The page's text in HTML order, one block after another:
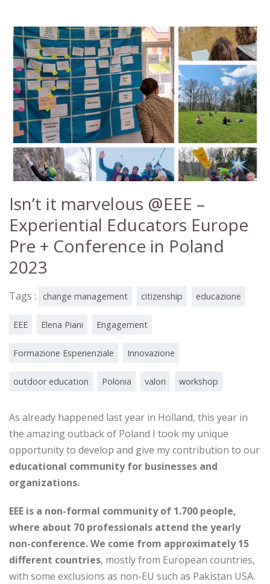
Isn’t it marvelous @EEE –
Experiential Educators Europe
Pre + Conference in Poland
2023
Tags : change management citizenship educazione
EEE Elena Piani Engagement
Formazione Esperienziale Innovazione
outdoor education Polonia valori workshop
As already happened last year in Holland, this year in
the amazing outback of Poland I took my unique
opportunity to develop and give my contribution to our
educational community for businesses and
organizations.
EEE is a non-formal community of 1.700 people,
where about 70 professionals attend the yearly
non-conference. We come from approximately 15
different countries, mostly from European countries,
with some exclusions as non-EU such as Pakistan USA.